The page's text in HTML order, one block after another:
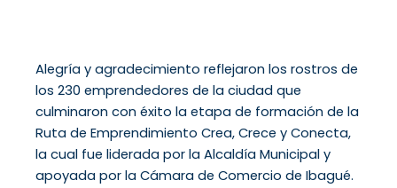
Alegría y agradecimiento reflejaron los rostros de
los 230 emprendedores de la ciudad que
culminaron con éxito la etapa de formación de la
Ruta de Emprendimiento Crea, Crece y Conecta,
la cual fue liderada por la Alcaldía Municipal y
apoyada por la Cámara de Comercio de Ibagué.